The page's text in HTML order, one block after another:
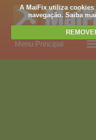
A MaiFix utiliza cookies
navegação. Saiba
Menu Principal